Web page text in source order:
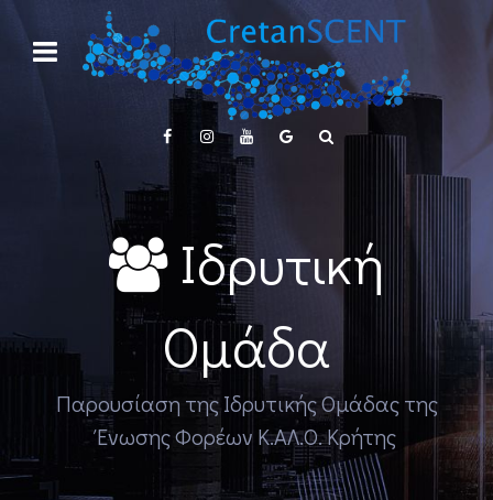
Ιδρυτική
Ομάδα
Παρουσίαση της Ιδρυτικής Ομάδας της
Ένωσης Φορέων Κ.ΑΛ.Ο. Κρήτης